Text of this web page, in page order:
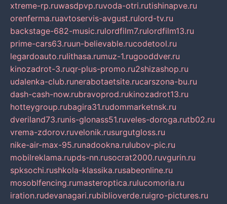
xtreme-rp.ruwasdpvp.ruvoda-otri.rutishinapve.ru
orenferma.ruavtoservis-avgust.rulord-tv.ru
backstage-682-music.rulordfilm7.rulordfilm13.ru
prime-cars63.ruun-believable.rucodetool.ru
legardoauto.rulithasa.rumuz-1.rugooddver.ru
kinozadrot-3.ruqr-plus-promo.ru2shizashop.ru
udalenka-club.runerabotaetsite.rucarszona-bu.ru
dash-cash-now.rubravoprod.rukinozadrot13.ru
hotteygroup.rubagira31.rudommarketnsk.ru
dveriland73.runis-glonass51.ruveles-doroga.rutb02.ru
vrema-zdorov.ruvelonik.rusurgutgloss.ru
nike-air-max-95.runadookna.rulubov-pic.ru
mobilreklama.rupds-nn.rusocrat2000.ruvgurin.ru
spksochi.rushkola-klassika.rusabeonline.ru
mosoblfencing.rumasteroptica.rulucomoria.ru
iration.rudevanagari.rubiblioverde.ruigro-pictures.ru